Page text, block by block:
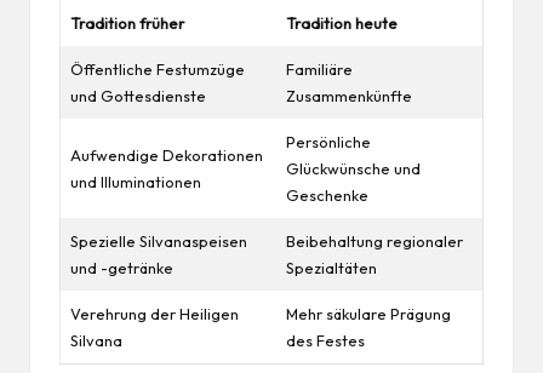
Tradition früher Tradition heute
Öffentliche Festumzüge
und Gottesdienste
Familiäre
Zusammenkünfte
Aufwendige Dekorationen
und Illuminationen
Persönliche
Glückwünsche und
Geschenke
Spezielle Silvanaspeisen
und -getränke
Beibehaltung regionaler
Spezialtäten
Verehrung der Heiligen
Silvana
Mehr säkulare Prägung
des Festes